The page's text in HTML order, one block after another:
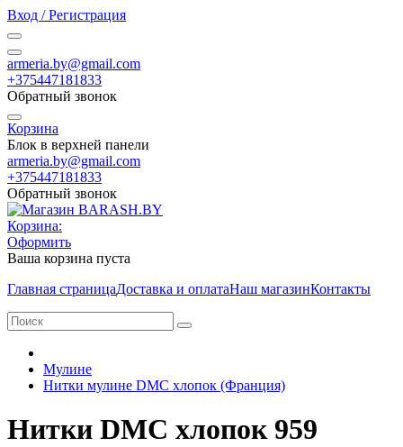
Вход / Регистрация
armeria.by@gmail.com
+375447181833
Обратный звонок
Корзина
Блок в верхней панели
armeria.by@gmail.com
+375447181833
Обратный звонок
Корзина:
Оформить
Ваша корзина пуста
Главная страницаДоставка и оплатаНаш магазинКонтакты
Мулине
Нитки мулине DMC хлопок (Франция)
Нитки DMC хлопок 959